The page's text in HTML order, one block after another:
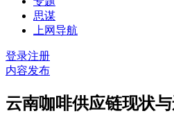
思谋
上网导航
登录注册
内容发布
云南咖啡供应链现状